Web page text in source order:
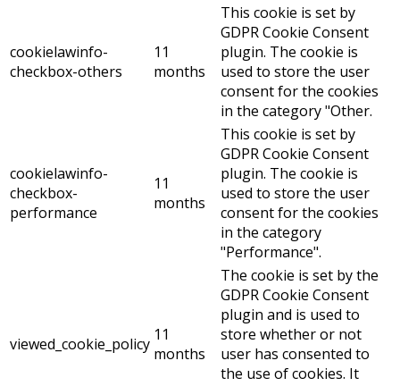
cookielawinfo-
checkbox-others
11
months
This cookie is set by
GDPR Cookie Consent
plugin. The cookie is
used to store the user
consent for the cookies
in the category "Other.
cookielawinfo-
checkbox-
performance
11
months
This cookie is set by
GDPR Cookie Consent
plugin. The cookie is
used to store the user
consent for the cookies
in the category
"Performance".
viewed_cookie_policy 11
months
The cookie is set by the
GDPR Cookie Consent
plugin and is used to
store whether or not
user has consented to
the use of cookies. It